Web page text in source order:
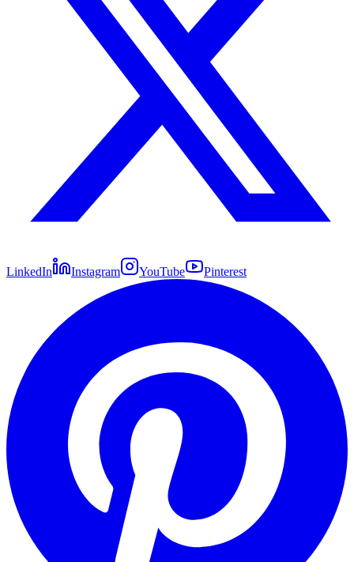
LinkedIn Instagram YouTube Pinterest